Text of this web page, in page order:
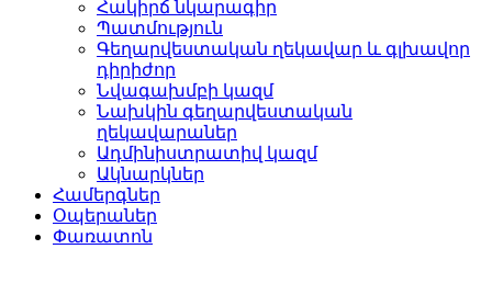
Հակիրճ նկարագիր
Պատմություն
Գեղարվեստական ղեկավար և գլխավոր
դիրիժոր
Նվագախմբի կազմ
Նախկին գեղարվեստական
ղեկավարաներ
Ադմինիստրատիվ կազմ
Ակնարկներ
Համերգներ
Օպերաներ
Փառատոն